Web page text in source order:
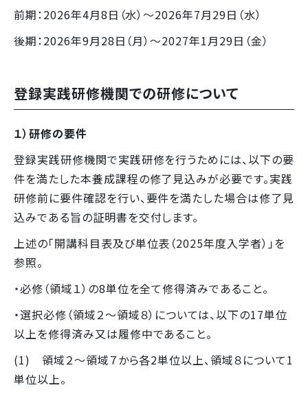
前期：2026年4月8日（水）～2026年7月29日（水）
後期：2026年9月28日（月）～2027年1月29日（金）
登録実践研修機関での研修について
１）研修の要件
登録実践研修機関で実践研修を行うためには、以下の要
件を満たした本養成課程の修了見込みが必要です。実践
研修前に要件確認を行い、要件を満たした場合は修了見
込みである旨の証明書を交付します。
上述の「開講科目表及び単位表（2025年度入学者）」を
参照。
・必修（領域１）の8単位を全て修得済みであること。
・選択必修（領域２～領域８）については、以下の17単位
以上を修得済み又は履修中であること。
(1) 領域２～領域７から各2単位以上、領域８について1
単位以上。